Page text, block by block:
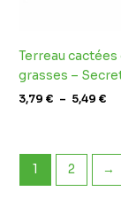
Terreau
grasses –
3,79€ – 5,49€
1 2 →